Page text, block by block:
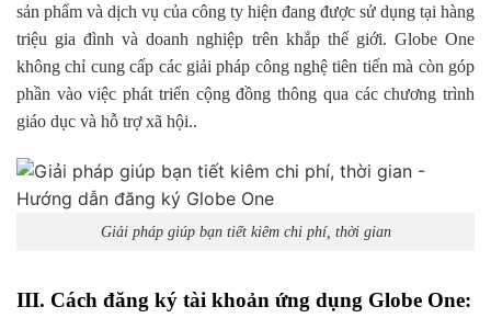
sản phẩm và dịch vụ của công ty hiện đang được sử dụng tại hàng
triệu gia đình và doanh nghiệp trên khắp thế giới. Globe One
không chỉ cung cấp các giải pháp công nghệ tiên tiến mà còn góp
phần vào việc phát triển cộng đồng thông qua các chương trình
giáo dục và hỗ trợ xã hội..
Giải pháp giúp bạn tiết kiêm chi phí, thời gian
III. Cách đăng ký tài khoản ứng dụng Globe One: